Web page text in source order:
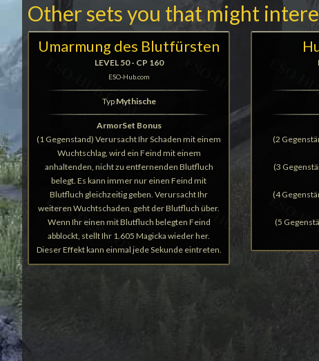
Other sets you that might
Umarmung des Blutfürsten
LEVEL 50 - CP 160
ESO-Hub.com
Typ Mythische
ArmorSet Bonus
(1 Gegenstand) Verursacht Ihr Schaden mit einem
Wuchtschlag, wird ein Feind mit einem
anhaltenden, nicht zu entfernenden Blutfluch
belegt. Es kann immer nur einen Feind mit
Blutfluch gleichzeitig geben. Verursacht Ihr
weiteren Wuchtschaden, geht der Blutfluch über.
Wenn Ihr einen mit Blutfluch belegten Feind
abblockt, stellt Ihr 1.605 Magicka wieder her.
Dieser Effekt kann einmal jede Sekunde eintreten.
(2
(3
(4
(5